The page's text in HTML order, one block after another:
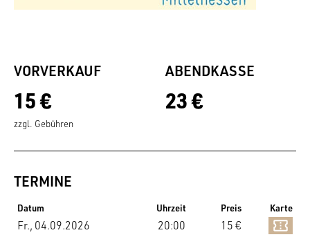
VORVERKAUF
15 €
zzgl. Gebühren
ABENDKASSE
23 €
TERMINE
Datum Uhrzeit Preis Karte
Fr., 04.09.2026 20:00 15 €